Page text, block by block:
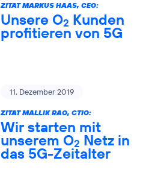
ZITAT MARKUS HAAS, CEO:
Unsere O2 Kunden
profitieren von 5G
11. Dezember 2019
ZITAT MALLIK RAO, CTIO:
Wir starten mit
unserem O2 Netz in
das 5G-Zeitalter